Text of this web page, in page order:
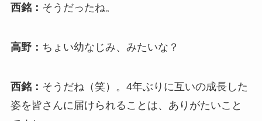
西銘： そうだったね。
高野： ちょい幼なじみ、みたいな？
西銘： そうだね（笑）。4年ぶりに互いの成長した
姿を皆さんに届けられることは、ありがたいこと